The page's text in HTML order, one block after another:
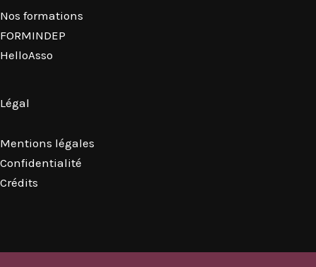
Nos formations
FORMINDEP
HelloAsso
Légal
Mentions légales
Confidentialité
Crédits